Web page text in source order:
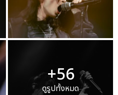
+56
ดูรูปทั้งหมด